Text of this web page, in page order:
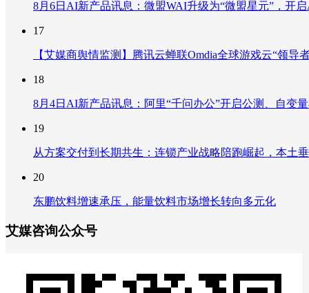
8月6日AI新产品讯息：微盟WAI升级为“微盟星元”，开
17
【艾媒商舆情监测】腾讯云蝉联Omdia全球游戏云“领
18
8月4日AI新产品讯息：阿里“千问办公”开启公测、自变
19
从方案交付到长期共生：连锁产业战略陪跑崛起，本土
20
东鹏饮料增速承压，能量饮料市场增长转向多元化
艾媒咨询公众号